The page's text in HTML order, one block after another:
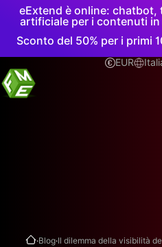
eExtend è online: chatbot,
artificiale per i contenuti
Sconto del 50% per i primi
EUR
.Blog.Il dilemma della visibilità